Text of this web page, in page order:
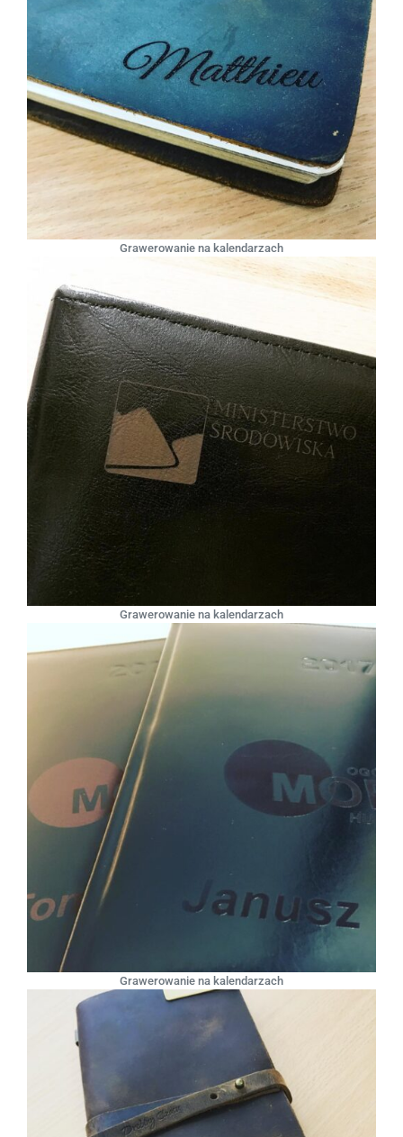
Grawerowanie na kalendarzach
Grawerowanie na kalendarzach
Grawerowanie na kalendarzach